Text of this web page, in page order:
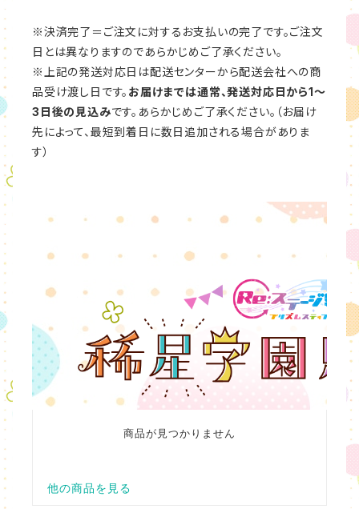
※決済完了＝ご注文に対するお支払いの完了です。ご注文
日とは異なりますのであらかじめご了承ください。
※上記の発送対応日は配送センターから配送会社への商
品受け渡し日です。 お届けまでは通常、発送対応日から1～
3日後の見込みです。あらかじめご了承ください。（お届け
先によって、最短到着日に数日追加される場合がありま
す）